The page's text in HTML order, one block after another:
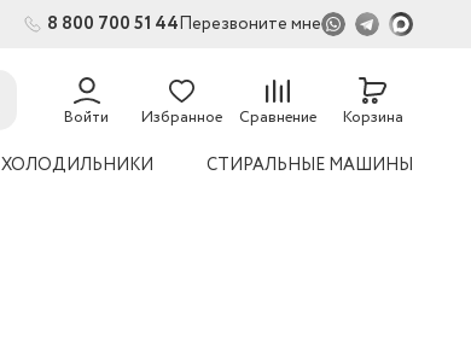
8 800 700 51 44Перезвоните мне
Войти Избранное Сравнение
54
Корзина
ХОЛОДИЛЬНИКИ СТИРАЛЬНЫЕ МАШИНЫ